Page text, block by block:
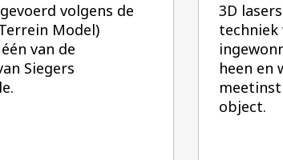
volgens de
Model)
van de
Siegers
3D
techniek
heen en
object.